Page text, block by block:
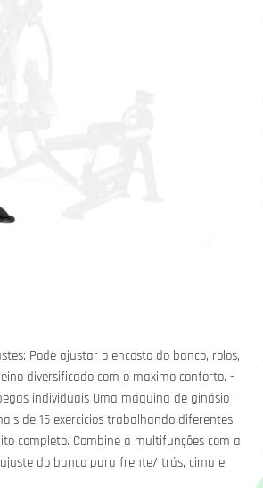
Pode ajustar o encosto do banco, rolos,
diversificado com o maximo conforto. -
individuais Uma máquina de ginásio
de 15 exercicios trabalhando diferentes
completo. Combine a multifunções com a
do banco para frente/ trás, cima e